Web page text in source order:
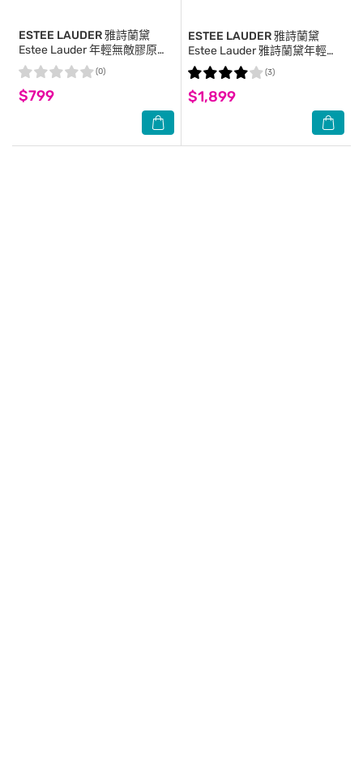
ESTEE LAUDER 雅詩蘭黛
Estee Lauder 年輕無敵膠原霜
15ml+一夜修護膠原霜15ml
$799
(0)
ESTEE LAUDER 雅詩蘭黛
Estee Lauder 雅詩蘭黛年輕無
敵一夜修護膠原霜15mlx5
$1,899
(3)